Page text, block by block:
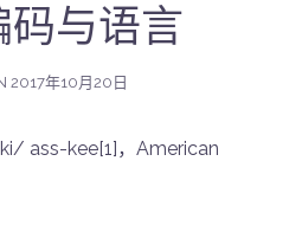
码与语言
2017年10月20日
ass-kee[1]，American